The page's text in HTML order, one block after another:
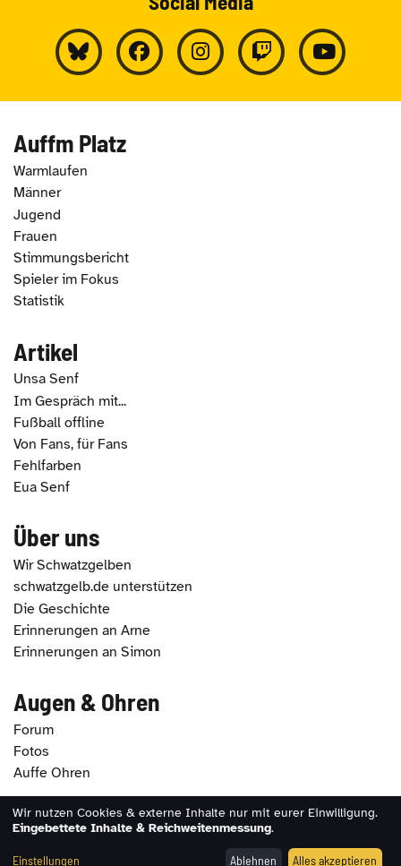
Auffm Platz
Warmlaufen
Männer
Jugend
Frauen
Stimmungsbericht
Spieler im Fokus
Statistik
Artikel
Unsa Senf
Im Gespräch mit...
Fußball offline
Von Fans, für Fans
Fehlfarben
Eua Senf
Über uns
Wir Schwatzgelben
schwatzgelb.de unterstützen
Die Geschichte
Erinnerungen an Arne
Erinnerungen an Simon
Augen & Ohren
Forum
Fotos
Auffe Ohren
2026 - schwatzgelb.de |Impressum|Datenschutz
Wir nutzen Cookies & externe Inhalte nur mit eurer Einwilligung.
Eingebettete Inhalte & Reichweitenmessung.
Einstellungen Ablehnen Alles akzeptieren